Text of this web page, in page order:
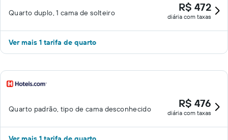
Quarto duplo, 1 cama de solteiro R$ 472
diária com taxas
Ver mais 1 tarifa de quarto
Quarto padrão, tipo de cama desconhecido R$ 476
diária com taxas